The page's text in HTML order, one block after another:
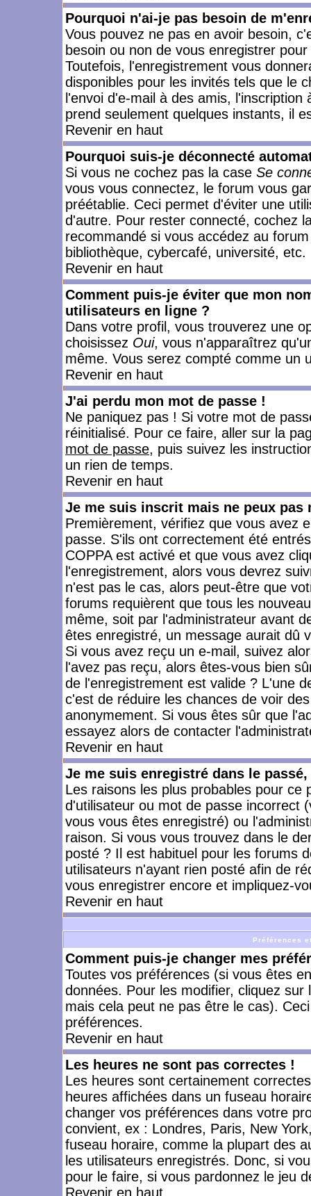
Pourquoi n'ai-je pas besoin de
Vous pouvez ne pas en avoir besoin,
besoin ou non de vous enregistrer
Toutefois, l'enregistrement vous
disponibles pour les invités tels que le
l'envoi d'e-mail à des amis,
prend seulement quelques instants, il
Revenir en haut
Pourquoi suis-je déconnecté
Si vous ne cochez pas la case Se
vous vous connectez, le forum vous
préétablie. Ceci permet d'éviter une
d'autre. Pour rester connecté, cochez
recommandé si vous accédez au
bibliothèque, cybercafé, université, etc.
Revenir en haut
Comment puis-je éviter que mon
utilisateurs en ligne ?
Dans votre profil, vous trouverez une
choisissez Oui, vous n'apparaîtrez
même. Vous serez compté comme un
Revenir en haut
J'ai perdu mon mot de passe !
Ne paniquez pas ! Si votre mot de
réinitialisé. Pour ce faire, aller sur la
mot de passe, puis suivez les
un rien de temps.
Revenir en haut
Je me suis inscrit mais ne peux pas
Premièrement, vérifiez que vous avez
passe. S'ils ont correctement été
COPPA est activé et que vous avez
l'enregistrement, alors vous devrez
n'est pas le cas, alors peut-être que
forums requièrent que tous les
même, soit par l'administrateur avant
êtes enregistré, un message aurait dû
Si vous avez reçu un e-mail, suivez
l'avez pas reçu, alors êtes-vous bien
de l'enregistrement est valide ? L'une
c'est de réduire les chances de voir
anonymement. Si vous êtes sûr que
essayez alors de contacter
Revenir en haut
Je me suis enregistré dans le
Les raisons les plus probables pour
d'utilisateur ou mot de passe incorrect
vous vous êtes enregistré) ou
raison. Si vous vous trouvez dans le
posté ? Il est habituel pour les forums
utilisateurs n'ayant rien posté afin de
vous enregistrer encore et impliquez-
Revenir en haut
Préférences
Comment puis-je changer mes
Toutes vos préférences (si vous êtes
données. Pour les modifier, cliquez sur
mais cela peut ne pas être le cas).
préférences.
Revenir en haut
Les heures ne sont pas correctes !
Les heures sont certainement
heures affichées dans un fuseau
changer vos préférences dans votre
convient, ex : Londres, Paris, New
fuseau horaire, comme la plupart des
les utilisateurs enregistrés. Donc, si
pour le faire, si vous pardonnez le jeu
Revenir en haut